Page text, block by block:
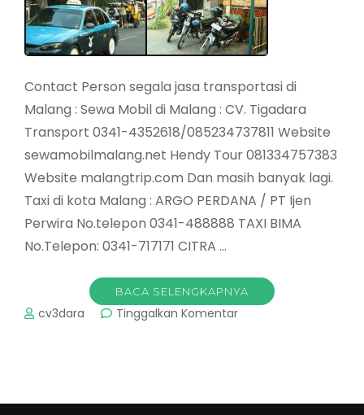
Contact Person segala jasa transportasi di
Malang : Sewa Mobil di Malang : CV. Tigadara
Transport 0341-4352618/085234737811 Website
sewamobilmalang.net Hendy Tour 081334757383
Website malangtrip.com Dan masih banyak lagi.
Taxi di kota Malang : ARGO PERDANA / PT Ijen
Perwira No.telepon 0341-488888 TAXI BIMA
No.Telepon: 0341-717171 CITRA …
BACA SELENGKAPNYA
cv3dara Tinggalkan Komentarpada